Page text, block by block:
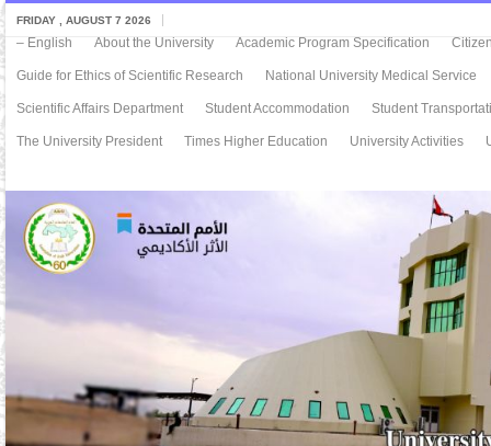
FRIDAY , AUGUST 7 2026
– English About the University Academic Program Specification
Guide for Ethics of Scientific Research National University Medical Service
Scientific Affairs Department Student Accommodation Student
The University President Times Higher Education University Activities